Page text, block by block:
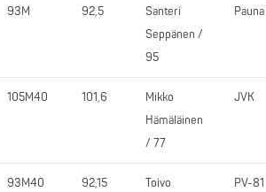
93M 92,5
Santeri
Seppänen /
95
Pauna
105M40 101,6
Mikko
Hämäläinen
/ 77
JVK
93M40 92,15
Toivo
PV-81